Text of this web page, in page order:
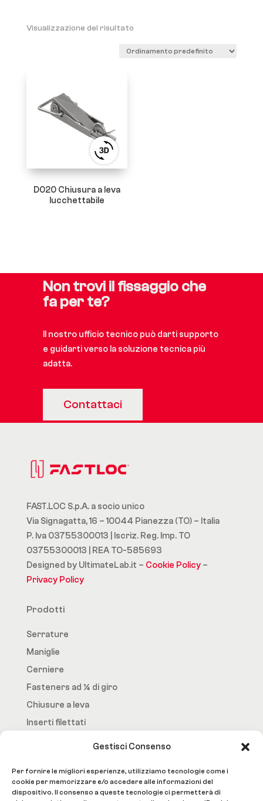
Gestisci Consenso
Per fornire le migliori esperienze, utilizziamo tecnologie come i
cookie per memorizzare e/o accedere alle informazioni del
dispositivo. Il consenso a queste tecnologie ci permetterà di
Visualizzazione del risultato
View
3D
product
D020 Chiusura a leva
lucchettabile
Non trovi il fissaggio che
fa per te?
Il nostro ufficio tecnico può darti supporto
e guidarti verso la soluzione tecnica più
adatta.
Contattaci
FAST.LOC S.p.A. a socio unico
Via Signagatta, 16 – 10044 Pianezza (TO) – Italia
P. Iva 03755300013 | Iscriz. Reg. Imp. TO
03755300013 | REA TO-585693
Designed by UltimateLab.it – Cookie Policy–
Privacy Policy
Prodotti
Serrature
Maniglie
Cerniere
Fasteners ad ¼ di giro
Chiusure a leva
Inserti filettati
Home Page
Azienda